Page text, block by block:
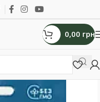
0,00 грн